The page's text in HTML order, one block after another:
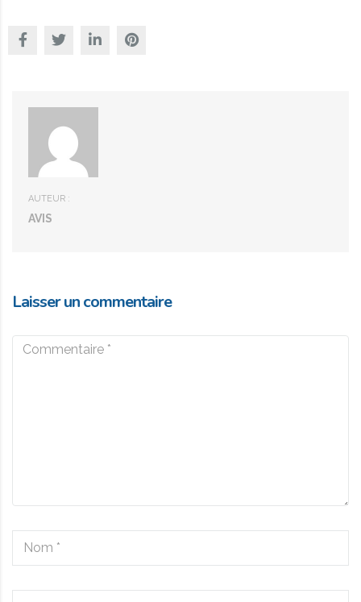
AUTEUR :
AVIS
Laisser un commentaire